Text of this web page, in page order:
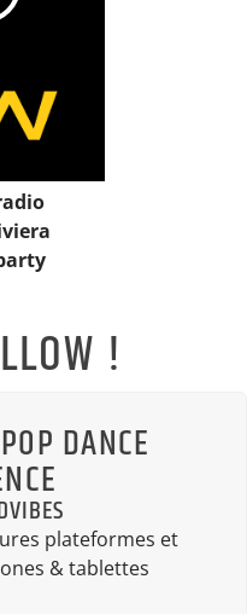
!
DANCE
plateformes et
& tablettes